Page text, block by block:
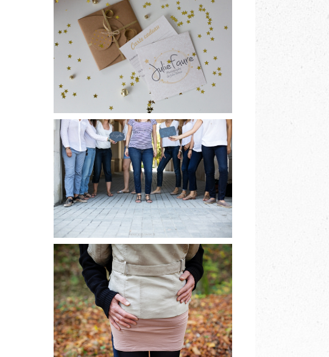
CARTE CADEAU
EN LIRE PLUS
[BIENTÔT]
BABYSHOWER À
GRENOBLE
EN LIRE PLUS
PHOTOGRAPHE DE
COUPLE
GRENOBLE A&V
EN LIRE PLUS